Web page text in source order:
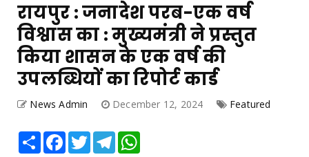
रायपुर : जनादेश परब-एक वर्ष
विश्वास का : मुख्यमंत्री ने प्रस्तुत
किया शासन के एक वर्ष की
उपलब्धियों का रिपोर्ट कार्ड
News Admin December 12, 2024 Featured
Share Facebook
TwitterTelegram